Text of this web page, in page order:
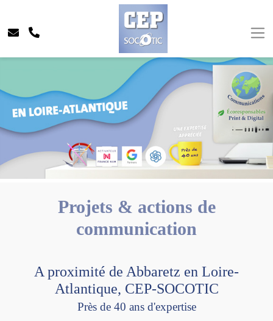
Projets & actions de
communication
A proximité de Abbaretz en Loire-
Atlantique, CEP-SOCOTIC
Près de 40 ans d'expertise